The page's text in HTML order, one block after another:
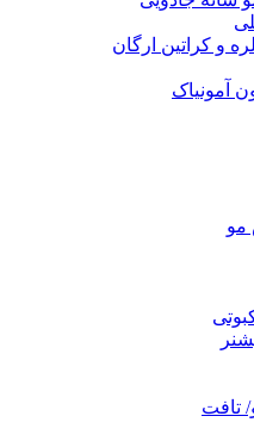
و کراتین ارگان
آمونیاک
مو
تافت